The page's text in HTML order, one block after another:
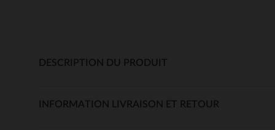
DESCRIPTION DU PRODUIT
INFORMATION LIVRAISON ET RETOUR